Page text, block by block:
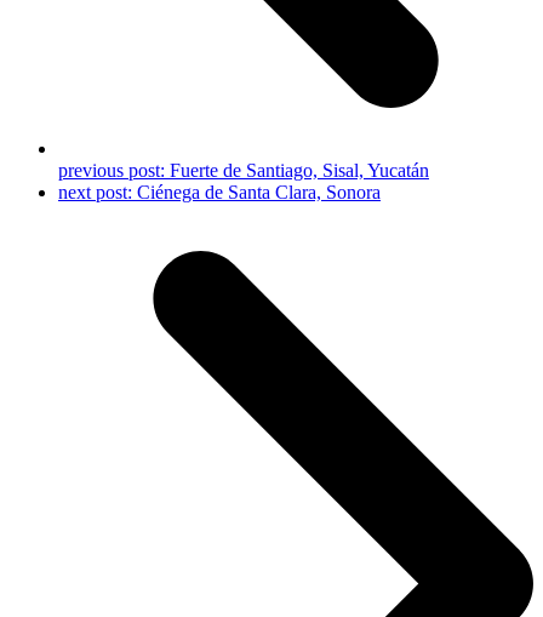
previous post: Fuerte de Santiago, Sisal, Yucatán
next post: Ciénega de Santa Clara, Sonora